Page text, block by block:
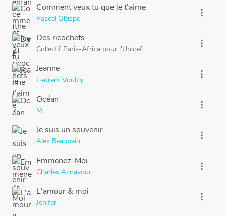
Comment veux tu que je t'aime
Pascal Obispo
more_vert
Des ricochets
Collectif Paris-Africa pour l'Unicef
more_vert
Jeanne
Laurent Voulzy
more_vert
Océan
M
more_vert
Je suis un souvenir
Alex Beaupain
more_vert
Emmenez-Moi
Charles Aznavour
more_vert
L'amour & moi
Jenifer
more_vert